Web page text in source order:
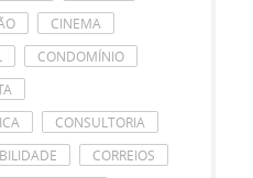
CINEMA
CONDOMÍNIO
CONSULTORIA
CORREIOS